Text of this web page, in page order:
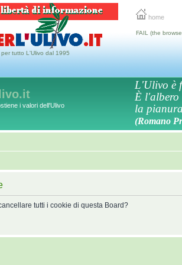
home
tutto L'Ulivo dal 1995
FAIL (the
i valori dell'Ulivo
L'Ulivo è
È l'albero
la
(Romano
tutti i cookie di questa Board?